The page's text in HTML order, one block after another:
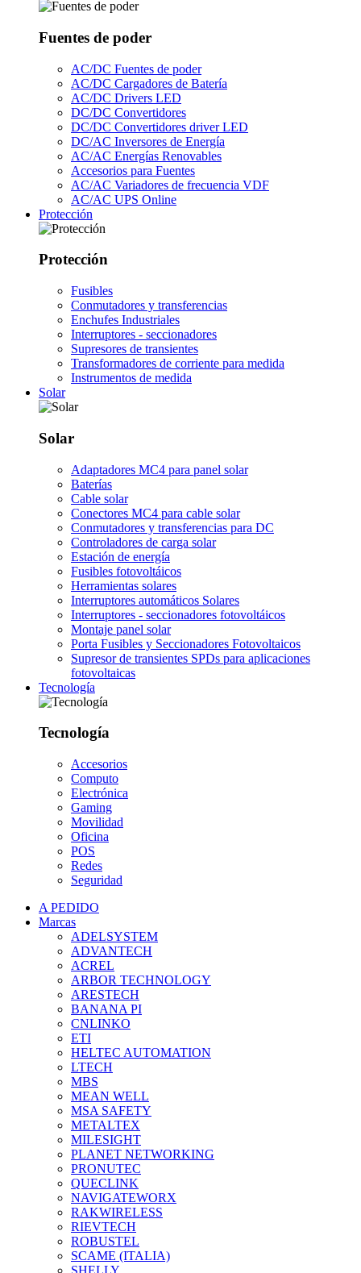
Fuentes de poder
AC/DC Fuentes de poder
AC/DC Cargadores de Batería
AC/DC Drivers LED
DC/DC Convertidores
DC/DC Convertidores driver LED
DC/AC Inversores de Energía
AC/AC Energías Renovables
Accesorios para Fuentes
AC/AC Variadores de frecuencia VDF
AC/AC UPS Online
Protección
Protección
Fusibles
Conmutadores y transferencias
Enchufes Industriales
Interruptores - seccionadores
Supresores de transientes
Transformadores de corriente para medida
Instrumentos de medida
Solar
Solar
Adaptadores MC4 para panel solar
Baterías
Cable solar
Conectores MC4 para cable solar
Conmutadores y transferencias para DC
Controladores de carga solar
Estación de energía
Fusibles fotovoltáicos
Herramientas solares
Interruptores automáticos Solares
Interruptores - seccionadores fotovoltáicos
Montaje panel solar
Porta Fusibles y Seccionadores Fotovoltaicos
Supresor de transientes SPDs para aplicaciones
fotovoltaicas
Tecnología
Tecnología
Accesorios
Computo
Electrónica
Gaming
Movilidad
Oficina
POS
Redes
Seguridad
A PEDIDO
Marcas
ADELSYSTEM
ADVANTECH
ACREL
ARBOR TECHNOLOGY
ARESTECH
BANANA PI
CNLINKO
ETI
HELTEC AUTOMATION
LTECH
MBS
MEAN WELL
MSA SAFETY
METALTEX
MILESIGHT
PLANET NETWORKING
PRONUTEC
QUECLINK
NAVIGATEWORX
RAKWIRELESS
RIEVTECH
ROBUSTEL
SCAME (ITALIA)
SHELLY